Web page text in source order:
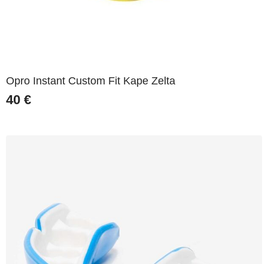
Opro Instant Custom Fit Kape Zelta
40 €